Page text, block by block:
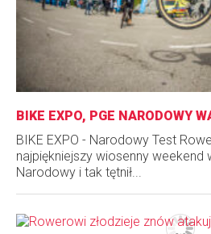
BIKE EXPO, PGE NARODOWY
BIKE EXPO - Narodowy Test
najpiękniejszy wiosenny weekend
Narodowy i tak tętnił...